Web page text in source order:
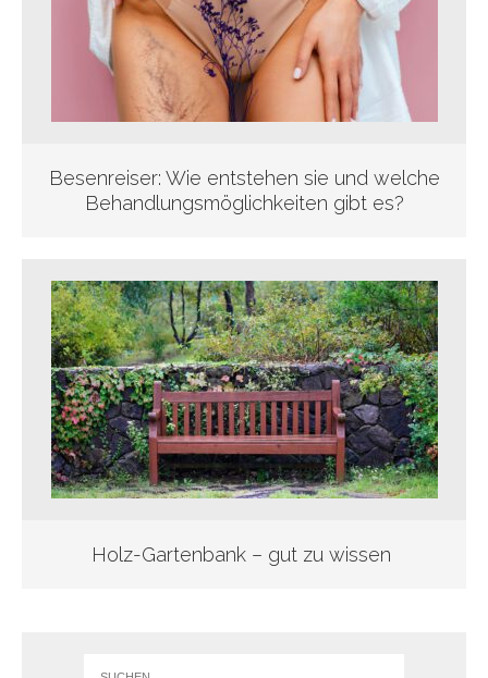
Besenreiser: Wie entstehen sie und welche
Behandlungsmöglichkeiten gibt es?
Holz-Gartenbank – gut zu wissen